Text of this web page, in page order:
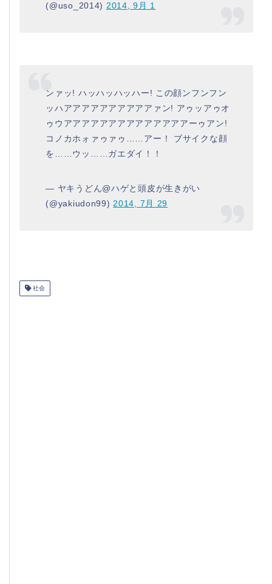
(@uso_2014) 2014, 9月 1
ンァッ! ハッハッハッハー! この顔ンフンフン
ッハアアアアアアアアアアァン! アゥッアゥオ
ゥウアアアアアアアアアアアアアアーゥアン!
コノカホォァゥァゥ……アー！ ブサイクな顔
を……ウッ……ガエダイ！！
— ヤキうどん@ハゲと頭皮が生きがい
(@yakiudon99) 2014, 7月 29
社会